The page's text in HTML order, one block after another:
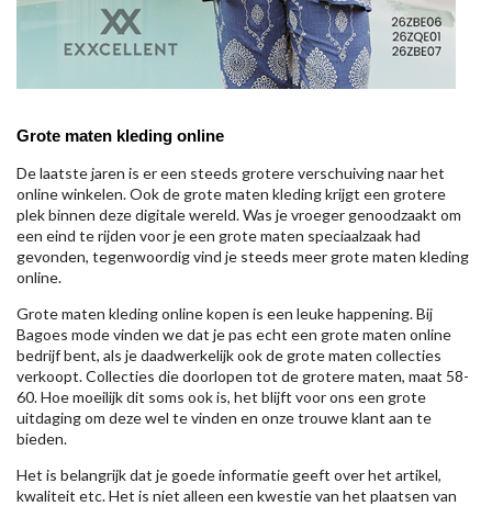
Grote maten kleding online
De laatste jaren is er een steeds grotere verschuiving naar het
online winkelen. Ook de grote maten kleding krijgt een grotere
plek binnen deze digitale wereld. Was je vroeger genoodzaakt om
een eind te rijden voor je een grote maten speciaalzaak had
gevonden, tegenwoordig vind je steeds meer grote maten kleding
online.
Grote maten kleding online kopen is een leuke happening. Bij
Bagoes mode vinden we dat je pas echt een grote maten online
bedrijf bent, als je daadwerkelijk ook de grote maten collecties
verkoopt. Collecties die doorlopen tot de grotere maten, maat 58-
60. Hoe moeilijk dit soms ook is, het blijft voor ons een grote
uitdaging om deze wel te vinden en onze trouwe klant aan te
bieden.
Het is belangrijk dat je goede informatie geeft over het artikel,
kwaliteit etc. Het is niet alleen een kwestie van het plaatsen van